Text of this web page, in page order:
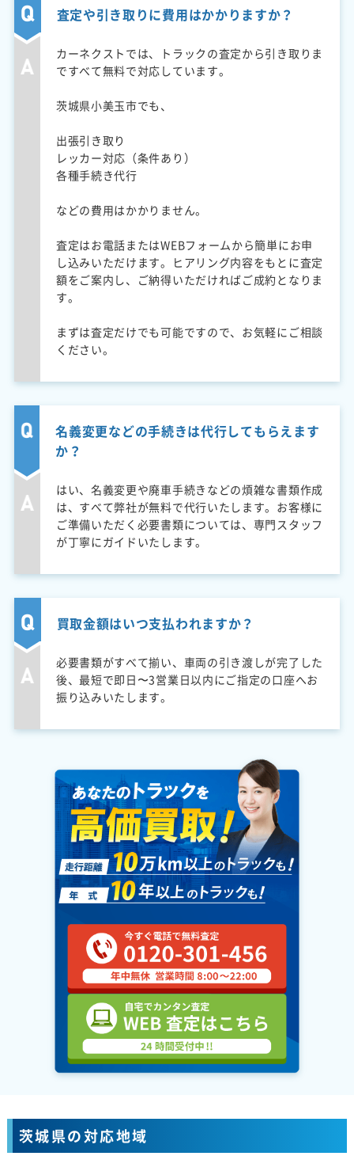
査定や引き取りに費用はかかりますか？
カーネクストでは、トラックの査定から引き取りま
ですべて無料で対応しています。
茨城県小美玉市でも、
出張引き取り
レッカー対応（条件あり）
各種手続き代行
などの費用はかかりません。
査定はお電話またはWEBフォームから簡単にお申
し込みいただけます。ヒアリング内容をもとに査定
額をご案内し、ご納得いただければご成約となりま
す。
まずは査定だけでも可能ですので、お気軽にご相談
ください。
名義変更などの手続きは代行してもらえます
か？
はい、名義変更や廃車手続きなどの煩雑な書類作成
は、すべて弊社が無料で代行いたします。お客様に
ご準備いただく必要書類については、専門スタッフ
が丁寧にガイドいたします。
買取金額はいつ支払われますか？
必要書類がすべて揃い、車両の引き渡しが完了した
後、最短で即日〜3営業日以内にご指定の口座へお
振り込みいたします。
茨城県の対応地域